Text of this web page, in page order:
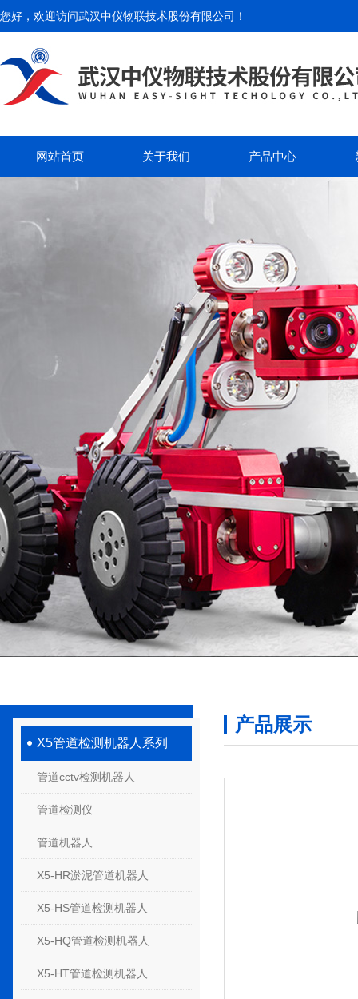
您好，欢迎访问武汉中仪物联技术股份有限公司 ！
网站首页 关于我们 产品中心
X5管道检测机器人系列
管道cctv检测机器人
管道检测仪
管道机器人
X5-HR淤泥管道机器人
X5-HS管道检测机器人
X5-HQ管道检测机器人
X5-HT管道检测机器人
产品展示